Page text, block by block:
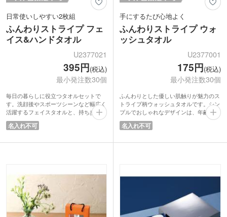
日常使いしやすい2枚組
ふんわりストライプ フェ
イス&ハンドタオル
U2377021
395円(税込)
最小発注数30個
毎日の暮らしに役立つタオルセットで
す。洗顔後やスポーツシーンなど幅広く
活躍するフェイスタオルと、持ち歩きに
便利なハンドタオルの組み合わせ。やわ
らかな風合いと爽やかなストライプ柄が
くれます。ループ付きで実用性も抜群で
キャンペーン賞品や来場記念品など幅広
い用途におすすめです。
名入れ不可
手にするたび心地よく
ふんわりストライプ ウォ
ッシュタオル
U2377001
175円(税込)
最小発注数30個
ふんわりとした優しい肌触りが魅力のス
トライプ柄ウォッシュタオルです。シン
プルでおしゃれなデザインは、年齢や性
別を問わず幅広い方にお使いいただけま
す。便利なループ付きで洗面所やキッチ
群。
添う使い勝手の良いアイテムです。
名入れ不可